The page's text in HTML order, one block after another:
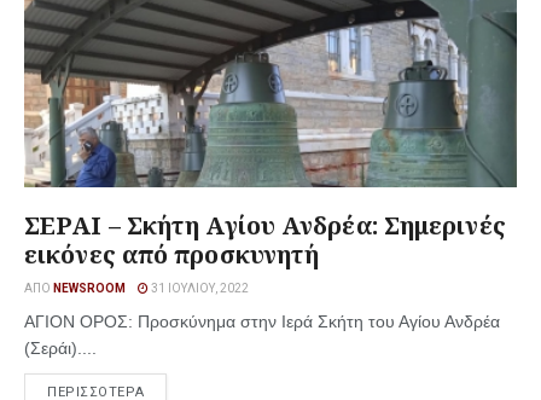
ΣΕΡΑΙ – Σκήτη Αγίου Ανδρέα: Σημερινές
εικόνες από προσκυνητή
ΑΠΌ NEWSROOM 31 ΙΟΥΛΊΟΥ, 2022
ΑΓΙΟΝ ΟΡΟΣ: Προσκύνημα στην Ιερά Σκήτη του Αγίου Ανδρέα
(Σεράι)....
ΠΕΡΙΣΣΟΤΕΡΑ